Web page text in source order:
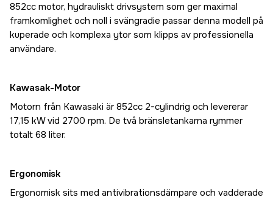
852cc motor, hydrauliskt drivsystem som ger maximal
framkomlighet och noll i svängradie passar denna modell på
kuperade och komplexa ytor som klipps av professionella
användare.
Kawasak-Motor
Motorn från Kawasaki är 852cc 2-cylindrig och levererar
17,15 kW vid 2700 rpm. De två bränsletankarna rymmer
totalt 68 liter.
Ergonomisk
Ergonomisk sits med antivibrationsdämpare och vadderade